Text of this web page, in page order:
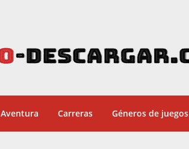
Aventura Carreras Géneros de juegos